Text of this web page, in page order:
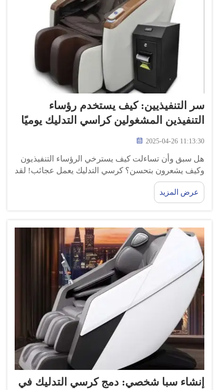
سر التنفيذيين: كيف يستخدم رؤساء
التنفيذين المشغولين كراسي التدليك يوميًا
2025-04-26 11:13:30
هل سبق وأن تساءلت كيف يسترخي الرؤساء التنفيذيون
وكيف يشعرون بتحسن؟ كرسي التدليك يعمل عجائب! لقد
اكتشف هؤلاء صناع القرار البارزين عظمة الجلوس في
كرسي التدليك كل يوم للاسترخاء. وهما مساعدان غير
متوقعان...
عرض المزيد
إنشاء سبا شخصي: دمج كرسي التدليك في